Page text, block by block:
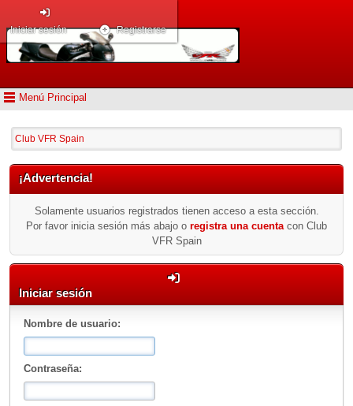
Menú Principal
Iniciar sesión Registrarse
Club VFR Spain
¡Advertencia!
Solamente usuarios registrados tienen acceso a esta sección.
Por favor inicia sesión más abajo o registra una cuenta con Club
VFR Spain
Iniciar sesión
Nombre de usuario:
Contraseña: